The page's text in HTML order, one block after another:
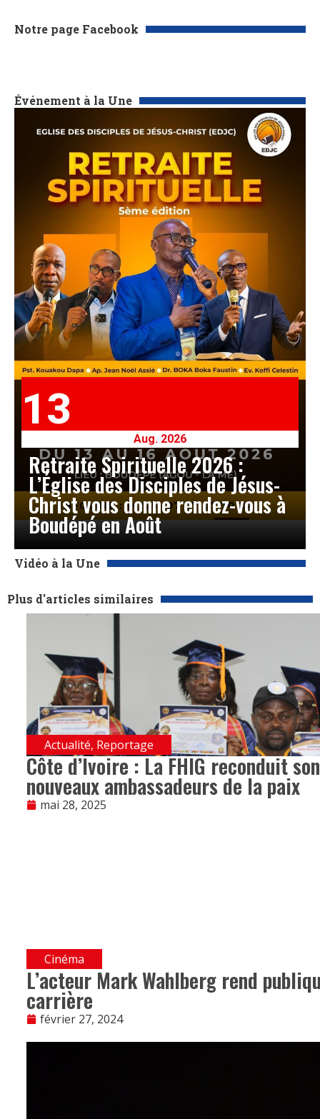
Notre page Facebook
Événement à la Une
13
Aug. 2026
Retraite Spirituelle 2026 :
L’Église des Disciples de Jésus-
Christ vous donne rendez-vous à
Boudépé en Août
Vidéo à la Une
Plus d'articles similaires
Actualité, Reportage
Côte d’Ivoire : La FHIG reconduit
nouveaux ambassadeurs de la paix
mai 28, 2025
Cinéma
L’acteur Mark Wahlberg rend
carrière
février 27, 2024